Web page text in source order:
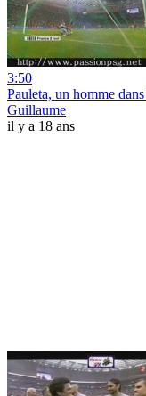
3:50
Pauleta, un homme
Guillaume
il y a 18 ans